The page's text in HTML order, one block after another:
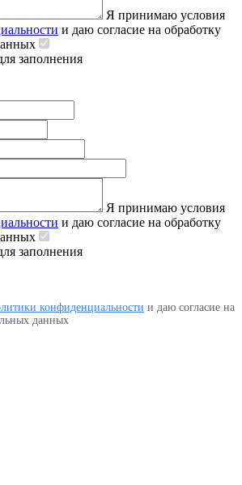
Я принимаю условия
и даю согласие на обработку
заполнения
Я принимаю условия
и даю согласие на обработку
заполнения
конфиденциальности и даю согласие на
данных